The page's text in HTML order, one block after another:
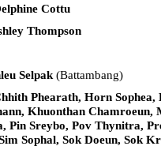
Cottu
Thompson
Selpak(Battambang)
Phearath, Horn Sophea,
Khuonthan Chamroeun,
Pin Sreybo, Pov Thynitra,
Sophal, Sok Doeun, Sok